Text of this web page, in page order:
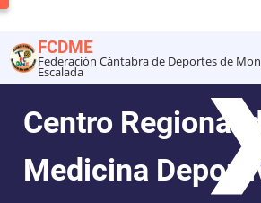
al
contenido
principal
FCDME
Federación Cántabra de Deportes de
Escalada
Centro Regional
Medicina